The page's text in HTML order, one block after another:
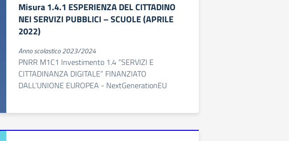
Misura 1.4.1 ESPERIENZA DEL CITTADINO
NEI SERVIZI PUBBLICI – SCUOLE (APRILE
2022)
Anno scolastico 2023/2024
PNRR M1C1 Investimento 1.4 “SERVIZI E
CITTADINANZA DIGITALE” FINANZIATO
DALL’UNIONE EUROPEA - NextGenerationEU